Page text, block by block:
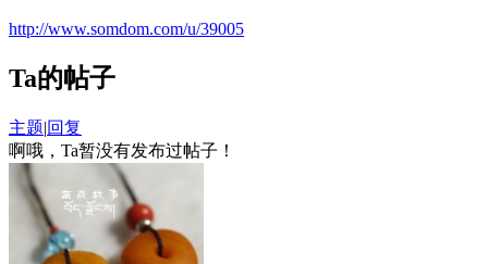
http://www.somdom.com/u/39005
Ta的帖子
主题|回复
啊哦，Ta暂没有发布过帖子！